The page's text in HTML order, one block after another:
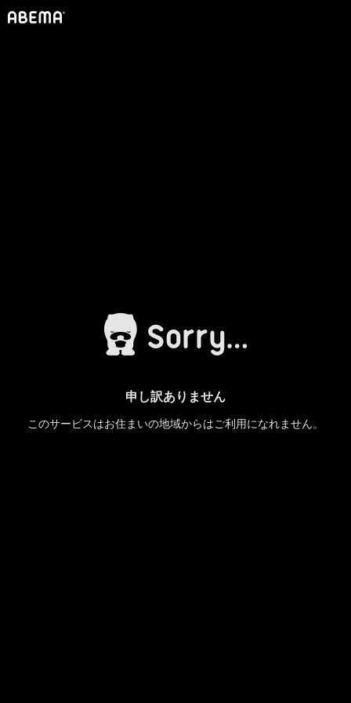
申し訳ありません
このサービスはお住まいの地域からはご利用になれません。